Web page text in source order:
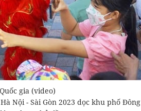
gia (video)
Nội - Sài Gòn 2023 dọc khu phố Đông